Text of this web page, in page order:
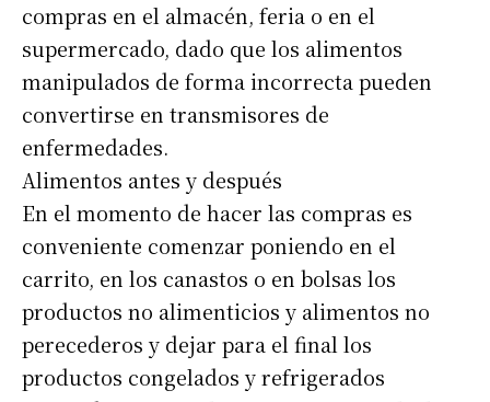
compras en el almacén, feria o en el
supermercado, dado que los alimentos
manipulados de forma incorrecta pueden
convertirse en transmisores de
enfermedades.
Alimentos antes y después
En el momento de hacer las compras es
conveniente comenzar poniendo en el
carrito, en los canastos o en bolsas los
productos no alimenticios y alimentos no
perecederos y dejar para el final los
productos congelados y refrigerados